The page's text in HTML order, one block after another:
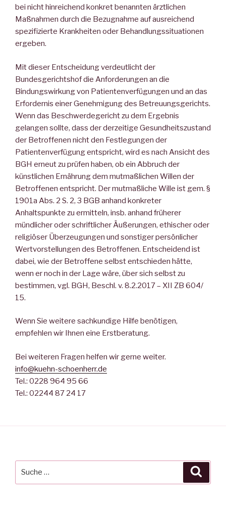
bei nicht hinreichend konkret benannten ärztlichen
Maßnahmen durch die Bezugnahme auf ausreichend
spezifizierte Krankheiten oder Behandlungssituationen
ergeben.
Mit dieser Entscheidung verdeutlicht der
Bundesgerichtshof die Anforderungen an die
Bindungswirkung von Patientenverfügungen und an das
Erfordernis einer Genehmigung des Betreuungsgerichts.
Wenn das Beschwerdegericht zu dem Ergebnis
gelangen sollte, dass der derzeitige Gesundheitszustand
der Betroffenen nicht den Festlegungen der
Patientenverfügung entspricht, wird es nach Ansicht des
BGH erneut zu prüfen haben, ob ein Abbruch der
künstlichen Ernährung dem mutmaßlichen Willen der
Betroffenen entspricht. Der mutmaßliche Wille ist gem. §
1901a Abs. 2 S. 2, 3 BGB anhand konkreter
Anhaltspunkte zu ermitteln, insb. anhand früherer
mündlicher oder schriftlicher Äußerungen, ethischer oder
religiöser Überzeugungen und sonstiger persönlicher
Wertvorstellungen des Betroffenen. Entscheidend ist
dabei, wie der Betroffene selbst entschieden hätte,
wenn er noch in der Lage wäre, über sich selbst zu
bestimmen, vgl. BGH, Beschl. v. 8.2.2017 – XII ZB 604/
15.
Wenn Sie weitere sachkundige Hilfe benötigen,
empfehlen wir Ihnen eine Erstberatung.
Bei weiteren Fragen helfen wir gerne weiter.
info@kuehn-schoenherr.de
Tel.: 0228 964 95 66
Tel.: 02244 87 24 17